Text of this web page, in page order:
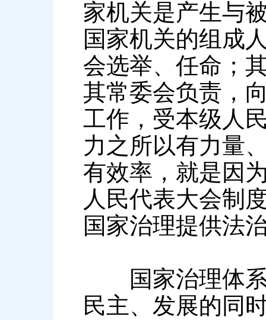
家机关是产生与
国家机关的组成
会选举、任命；
其常委会负责，
工作，受本级人
力之所以有力量
有效率，就是因
人民代表大会制
国家治理提供法
国家治理体系
民主、发展的同